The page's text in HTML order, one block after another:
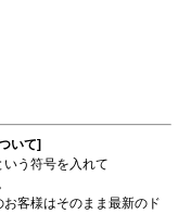
いて]
う符号を入れて
お客様はそのまま最新のド